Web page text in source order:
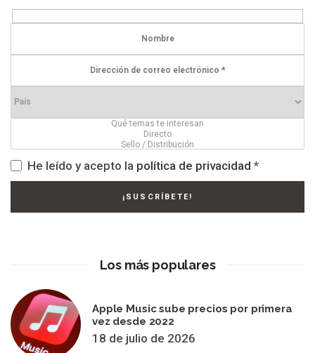
He leído y acepto la política de privacidad *
Los más populares
Apple Music sube precios por primera
vez desde 2022
18 de julio de 2026